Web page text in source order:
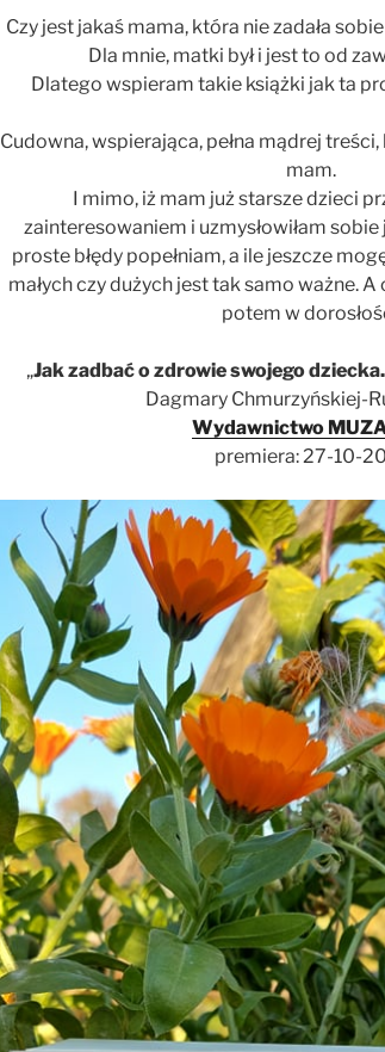
Czy jest jakaś mama, która nie zadała
Dla mnie, matki był i jest to od
Dlatego wspieram takie książki jak ta
Cudowna, wspierająca, pełna mądrej
mam.
I mimo, iż mam już starsze dzieci
zainteresowaniem i uzmysłowiłam
proste błędy popełniam, a ile jeszcze
małych czy dużych jest tak samo ważne.
potem w
„Jak zadbać o zdrowie swojego
Dagmary Chmurzyńskiej-
Wydawnictwo
premiera: 27-10-